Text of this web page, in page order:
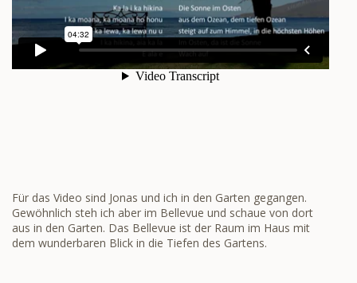
Für das Video sind Jonas und ich in den Garten gegangen.
Gewöhnlich steh ich aber im Bellevue und schaue von dort
aus in den Garten. Das Bellevue ist der Raum im Haus mit
dem wunderbaren Blick in die Tiefen des Gartens.